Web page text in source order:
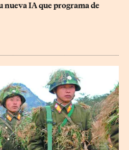
nueva IA que programa de